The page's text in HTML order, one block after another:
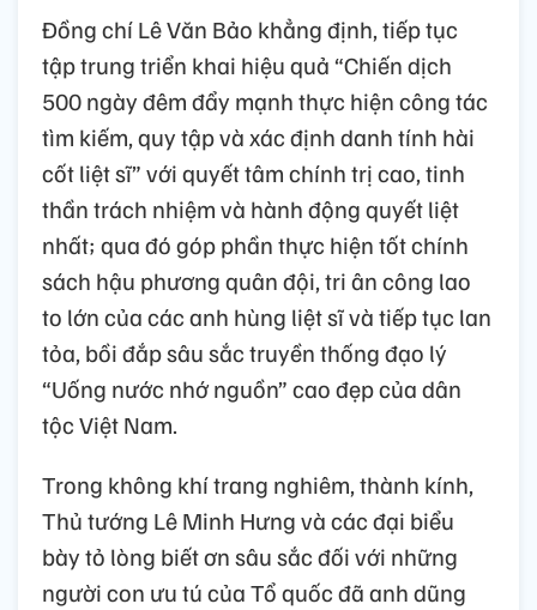
Đồng chí Lê Văn Bảo khẳng định, tiếp tục
tập trung triển khai hiệu quả “Chiến dịch
500 ngày đêm đẩy mạnh thực hiện công tác
tìm kiếm, quy tập và xác định danh tính hài
cốt liệt sĩ” với quyết tâm chính trị cao, tinh
thần trách nhiệm và hành động quyết liệt
nhất; qua đó góp phần thực hiện tốt chính
sách hậu phương quân đội, tri ân công lao
to lớn của các anh hùng liệt sĩ và tiếp tục lan
tỏa, bồi đắp sâu sắc truyền thống đạo lý
“Uống nước nhớ nguồn” cao đẹp của dân
tộc Việt Nam.
Trong không khí trang nghiêm, thành kính,
Thủ tướng Lê Minh Hưng và các đại biểu
bày tỏ lòng biết ơn sâu sắc đối với những
người con ưu tú của Tổ quốc đã anh dũng